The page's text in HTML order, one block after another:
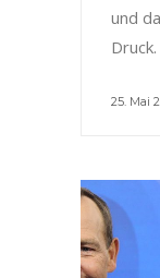
und
25. Mai